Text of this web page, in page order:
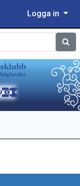
Logga in
Sök